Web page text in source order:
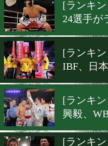
[ラン
IBF
[ラン
宮崎
[ラン